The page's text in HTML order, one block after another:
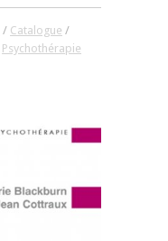
/ Catalogue /
Psychothérapie